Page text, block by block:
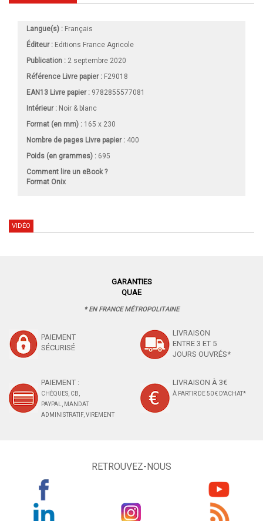
Langue(s) : Français
Éditeur : Editions France Agricole
Publication : 2 septembre 2020
Référence Livre papier : F29018
EAN13 Livre papier : 9782855577081
Intérieur : Noir & blanc
Format (en mm) : 165 x 230
Nombre de pages Livre papier: 400
Poids (en grammes) : 695
Comment lire un eBook ?
Format Onix
VIDÉO
GARANTIES
QUAE
* EN FRANCE MÉTROPOLITAINE
PAIEMENT
SÉCURISÉ
LIVRAISON
ENTRE 3 ET 5
JOURS OUVRÉS*
PAIEMENT :
CHÈQUES, CB,
PAYPAL, MANDAT
ADMINISTRATIF, VIREMENT
LIVRAISON À 3€
À PARTIR DE 50 € D'ACHAT*
RETROUVEZ-NOUS